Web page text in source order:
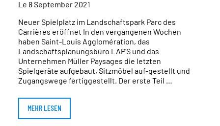
Le 8 September 2021
Neuer Spielplatz im Landschaftspark Parc des
Carrières eröffnet In den vergangenen Wochen
haben Saint-Louis Agglomération, das
Landschaftsplanungsbüro LAP’S und das
Unternehmen Müller Paysages die letzten
Spielgeräte aufgebaut, Sitzmöbel auf-gestellt und
Zugangswege fertiggestellt. Der erste Teil …
MEHR LESEN